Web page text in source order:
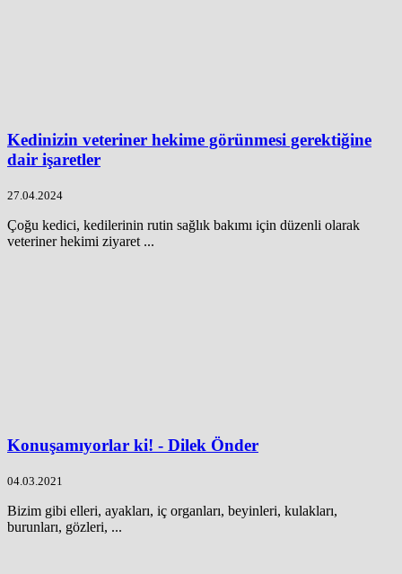
Kedinizin veteriner hekime görünmesi gerektiğine
dair işaretler
27.04.2024
Çoğu kedici, kedilerinin rutin sağlık bakımı için düzenli olarak
veteriner hekimi ziyaret ...
Konuşamıyorlar ki! - Dilek Önder
04.03.2021
Bizim gibi elleri, ayakları, iç organları, beyinleri, kulakları,
burunları, gözleri, ...